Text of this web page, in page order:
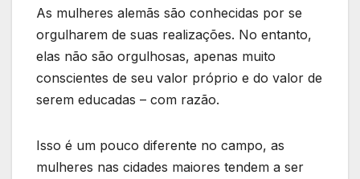
As mulheres alemãs são conhecidas por se
orgulharem de suas realizações. No entanto,
elas não são orgulhosas, apenas muito
conscientes de seu valor próprio e do valor de
serem educadas – com razão.
Isso é um pouco diferente no campo, as
mulheres nas cidades maiores tendem a ser